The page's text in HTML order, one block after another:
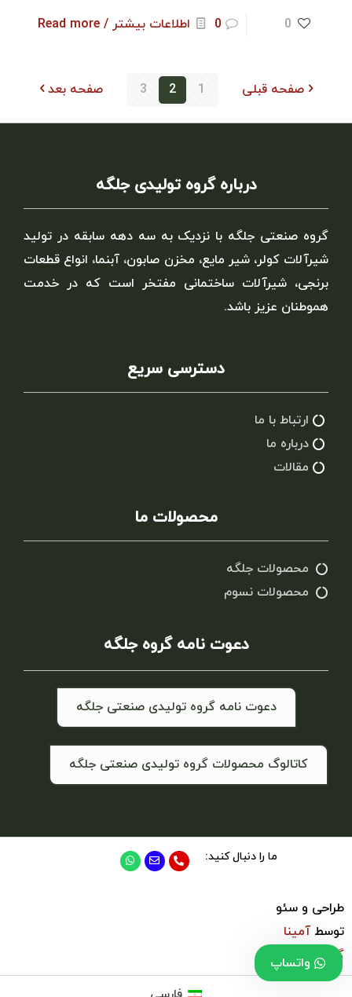
0
0 اطلاعات بیشتر / Read more
صفحه قبلی 1
2
3 صفحه بعد
درباره گروه تولیدی جلگه
گروه صنعتی جلگه با نزدیک به سه دهه سابقه در تولید
شیرآلات کولر، شیر مایع، مخزن صابون، آبنما، انواع قطعات
برنجی، شیرآلات ساختمانی مفتخر است که در خدمت
هموطنان عزیز باشد.
دسترسی سریع
ارتباط با ما
درباره ما
مقالات
محصولات ما
محصولات جلگه
محصولات نسوم
دعوت نامه گروه جلگه
دعوت نامه گروه تولیدی صنعتی جلگه
کاتالوگ محصولات گروه تولیدی صنعتی جلگه
ما را دنبال کنید:
طراحی و سئو
توسط آمینا
گروپ واتساپ